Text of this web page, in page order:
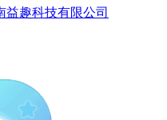
益趣科技有限公司